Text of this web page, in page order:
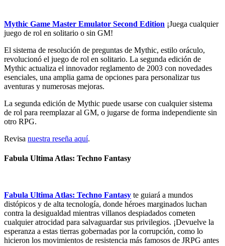
Mythic Game Master Emulator Second Edition ¡Juega cualquier
juego de rol en solitario o sin GM!
El sistema de resolución de preguntas de Mythic, estilo oráculo,
revolucionó el juego de rol en solitario. La segunda edición de
Mythic actualiza el innovador reglamento de 2003 con novedades
esenciales, una amplia gama de opciones para personalizar tus
aventuras y numerosas mejoras.
La segunda edición de Mythic puede usarse con cualquier sistema
de rol para reemplazar al GM, o jugarse de forma independiente sin
otro RPG.
Revisa nuestra reseña aquí.
Fabula Ultima Atlas: Techno Fantasy
Fabula Ultima Atlas: Techno Fantasy te guiará a mundos
distópicos y de alta tecnología, donde héroes marginados luchan
contra la desigualdad mientras villanos despiadados cometen
cualquier atrocidad para salvaguardar sus privilegios. ¡Devuelve la
esperanza a estas tierras gobernadas por la corrupción, como lo
hicieron los movimientos de resistencia más famosos de JRPG antes